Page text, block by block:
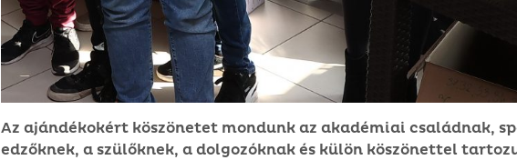
Az ajándékokért köszönetet mondunk az akadémiai családnak,
edzőknek, a szülőknek, a dolgozóknak és külön köszönettel